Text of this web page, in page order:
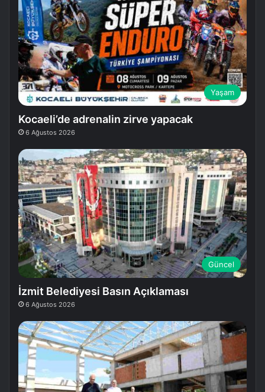
Yaşam
Kocaeli’de adrenalin zirve yapacak
6 Ağustos 2026
Güncel
İzmit Belediyesi Basın Açıklaması
6 Ağustos 2026